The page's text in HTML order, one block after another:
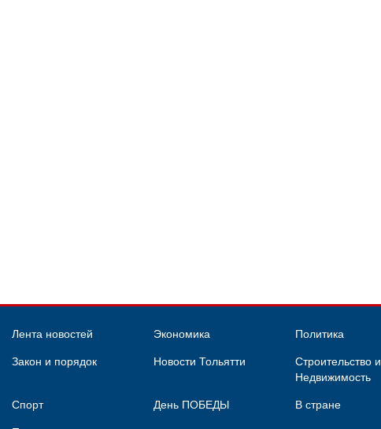
Лента новостей Экономика Политика
Закон и порядок Новости Тольятти
Строительство и
Недвижимость
Спорт День ПОБЕДЫ В стране